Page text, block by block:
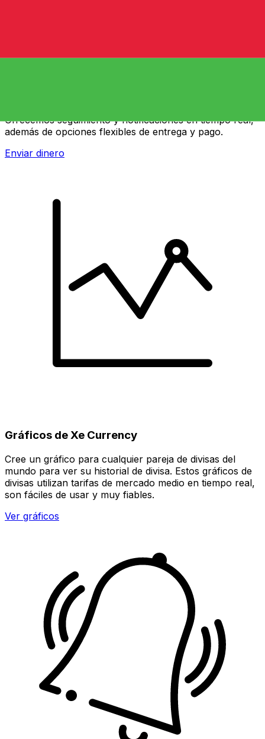
Ofrecemos seguimiento y notificaciones en tiempo real,
además de opciones flexibles de entrega y pago.
Enviar dinero
Gráficos de Xe Currency
Cree un gráfico para cualquier pareja de divisas del
mundo para ver su historial de divisa. Estos gráficos de
divisas utilizan tarifas de mercado medio en tiempo real,
son fáciles de usar y muy fiables.
Ver gráficos